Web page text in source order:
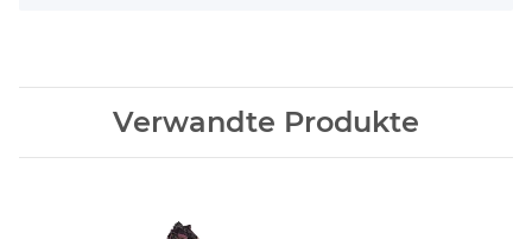
Verwandte Produkte